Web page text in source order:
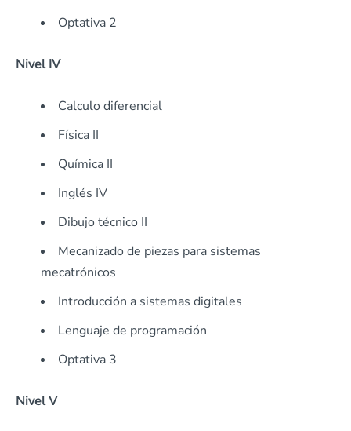
Optativa 2
Nivel IV
Calculo diferencial
Física II
Química II
Inglés IV
Dibujo técnico II
Mecanizado de piezas para sistemas
mecatrónicos
Introducción a sistemas digitales
Lenguaje de programación
Optativa 3
Nivel V